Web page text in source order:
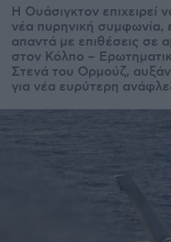
Η Ουάσιγκτον επιχειρεί
νέα πυρηνική συμφωνία,
απαντά με επιθέσεις σε
στον Κόλπο –
Στενά του Ορμούζ,
για νέα ευρύτερη